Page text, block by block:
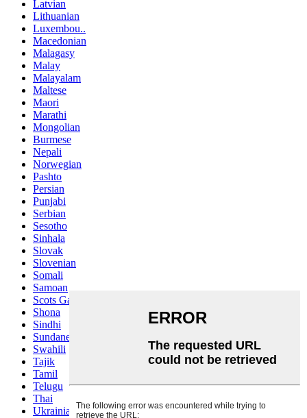
Latvian
Lithuanian
Luxembou..
Macedonian
Malagasy
Malay
Malayalam
Maltese
Maori
Marathi
Mongolian
Burmese
Nepali
Norwegian
Pashto
Persian
Punjabi
Serbian
Sesotho
Sinhala
Slovak
Slovenian
Somali
Samoan
Scots Gaelic
Shona
Sindhi
Sundanese
Swahili
Tajik
Tamil
Telugu
Thai
Ukrainian